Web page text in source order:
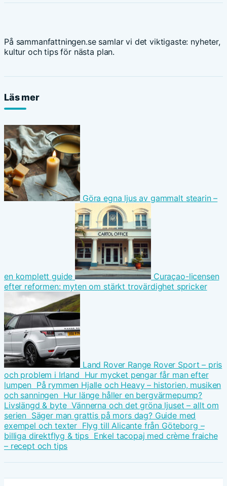
På sammanfattningen.se samlar vi det viktigaste: nyheter,
kultur och tips för nästa plan.
Läs mer
Göra egna ljus av gammalt stearin –
en komplett guide
Curaçao-licensen
efter reformen: myten om stärkt trovärdighet spricker
Land Rover Range Rover Sport – pris
och problem i Irland Hur mycket pengar får man efter
lumpen På rymmen Hjalle och Heavy – historien, musiken
och sanningen Hur länge håller en bergvärmepump?
Livslängd & byte Vännerna och det gröna ljuset – allt om
serien Säger man grattis på mors dag? Guide med
exempel och texter Flyg till Alicante från Göteborg –
billiga direktflyg & tips Enkel tacopaj med crème fraiche
– recept och tips